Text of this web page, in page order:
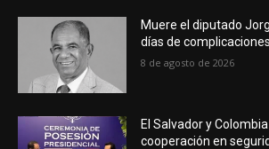
Muere el diputado
días de
8 de agosto de 2026
El Salvador y
cooperación en